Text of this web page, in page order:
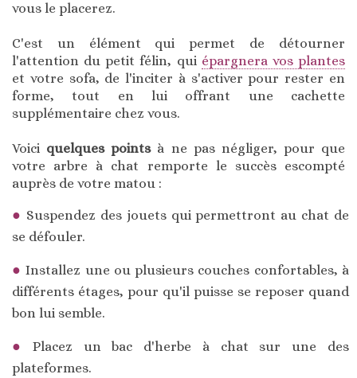
vous le placerez.
C'est un élément qui permet de détourner
l'attention du petit félin, qui épargnera vos plantes
et votre sofa, de l'inciter à s'activer pour rester en
forme, tout en lui offrant une cachette
supplémentaire chez vous.
Voici quelques pointsà ne pas négliger, pour que
votre arbre à chat remporte le succès escompté
auprès de votre matou :
Suspendez des jouets qui permettront au chat de
se défouler.
Installez une ou plusieurs couches confortables, à
différents étages, pour qu'il puisse se reposer quand
bon lui semble.
Placez un bac d'herbe à chat sur une des
plateformes.